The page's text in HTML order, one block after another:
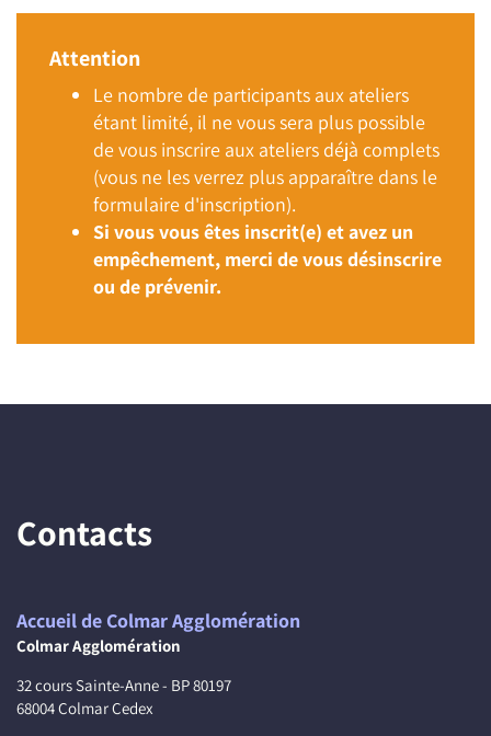
Attention
Le nombre de participants aux ateliers
étant limité, il ne vous sera plus possible
de vous inscrire aux ateliers déjà complets
(vous ne les verrez plus apparaître dans le
formulaire d'inscription).
Si vous vous êtes inscrit(e) et avez un
empêchement, merci de vous désinscrire
ou de prévenir.
Contacts
Accueil de Colmar Agglomération
Colmar Agglomération
32 cours Sainte-Anne - BP 80197
68004 Colmar Cedex